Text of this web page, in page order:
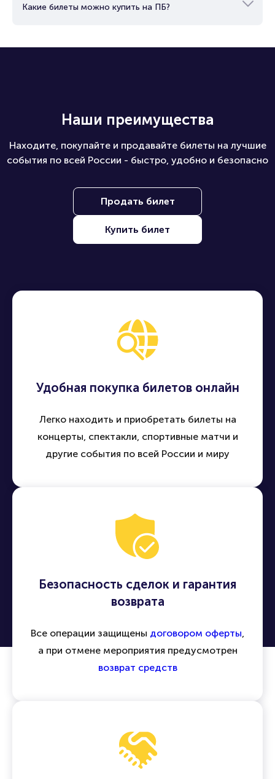
Какие билеты можно купить на ПБ?
Наши преимущества
Находите, покупайте и продавайте билеты на лучшие
события по всей России - быстро, удобно и безопасно
Продать билет
Купить билет
Удобная покупка билетов онлайн
Легко находить и приобретать билеты на
концерты, спектакли, спортивные матчи и
другие события по всей России и миру
Безопасность сделок и гарантия
возврата
Все операции защищены договором оферты,
а при отмене мероприятия предусмотрен
возврат средств